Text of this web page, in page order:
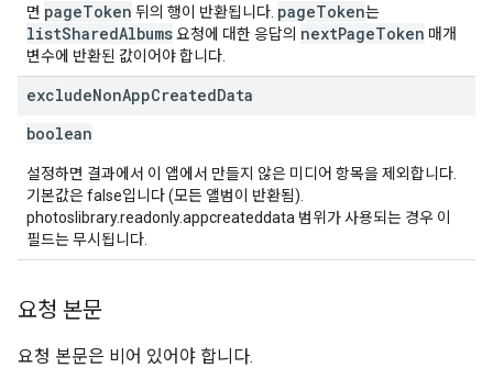
면 pageToken 뒤의 행이 반환됩니다. pageToken는
listSharedAlbums요청에 대한 응답의 nextPageToken 매개
변수에 반환된 값이어야 합니다.
excludeNonAppCreatedData
boolean
설정하면 결과에서 이 앱에서 만들지 않은 미디어 항목을 제외합니다.
기본값은 false입니다 (모든 앨범이 반환됨).
photoslibrary.readonly.appcreateddata 범위가 사용되는 경우 이
필드는 무시됩니다.
요청 본문
요청 본문은 비어 있어야 합니다.